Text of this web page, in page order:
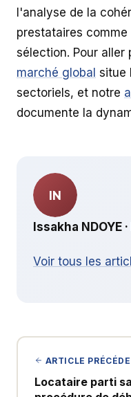
l'analyse de la
prestataires
sélection. Pour aller
marché global situe
sectoriels, et notre
documente la
IN
Issakha NDOYE
Voir tous les
ARTICLE
Locataire parti